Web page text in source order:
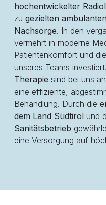
hochentwickelter
zu gezielten
Nachsorge. In den
vermehrt in moderne
Patientenkomfort und
unseres Teams investiert.
Therapie sind bei uns
eine effiziente,
Behandlung. Durch die
dem Land Südtirol und
Sanitätsbetrieb
eine Versorgung auf